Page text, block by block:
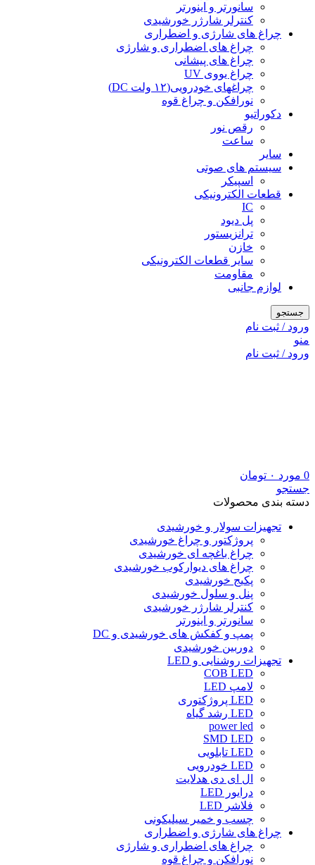
سانورتر و اینورتر
کنترلر شارژر خورشیدی
چراغ های شارژی و اضطراری
چراغ های اضطراری و شارژی
چراغ های پیشانی
چراغ یووی UV
چراغهای خودرویی(۱۲ ولت DC)
نورافکن و چراغ قوه
دکوراتیو
رقص نور
ساعت
سایر
سیستم های صوتی
اسپیکر
قطعات الکترونیکی
IC
پل دیود
ترانزیستور
خازن
سایر قطعات الکترونیکی
مقاومت
لوازم جانبی
جستجو
ورود / ثبت نام
منو
ورود / ثبت نام
0 مورد ۰ تومان
جستجو
دسته بندی محصولات
تجهیزات سولار و خورشیدی
پروژکتور و چراغ خورشیدی
چراغ باغچه ای خورشیدی
چراغ های دیوارکوب خورشیدی
پکیج خورشیدی
پنل و سلول خورشیدی
کنترلر شارژر خورشیدی
سانورتر و اینورتر
پمپ و کفکش های خورشیدی و DC
دوربین خورشیدی
تجهیزات روشنایی و LED
COB LED
لامپ LED
LED پروژکتوری
LED رشد گیاه
power led
SMD LED
LED تابلویی
LED خودرویی
ال ای دی هدلایت
درایور LED
فلاشر LED
چسب و خمیر سیلیکونی
چراغ های شارژی و اضطراری
چراغ های اضطراری و شارژی
نورافکن و چراغ قوه